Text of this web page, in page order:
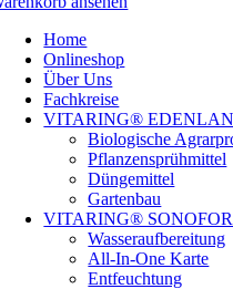
Home
Onlineshop
Über Uns
Fachkreise
VITARING®
Biologische
Pflanzensprühmittel
Düngemittel
Gartenbau
VITARING®
Wasseraufbereitung
All-In-One Karte
Entfeuchtung